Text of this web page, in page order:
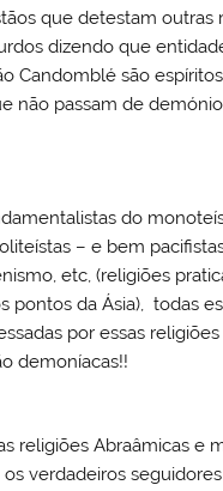
que detestam outras
dizendo que
Candomblé são
não passam de
do
– e bem
etc, (religiões
pontos da Ásia), todas
por essas
demoníacas!!
religiões Abraâmicas e
verdadeiros